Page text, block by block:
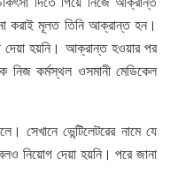
করাই মূলত তিনি আক্রান্ত হন।
দেয়া হয়নি। আক্রান্ত হওয়ার পর
নিজ কর্মস্থল ওসমানী মেডিকেল
সেখানে ভেন্টিলেটরের নামে যে
নিয়োগ দেয়া হয়নি। পরে জানা